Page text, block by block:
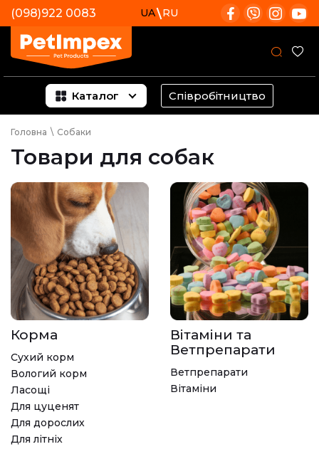
(098)922 0083 UA RU
Каталог Співробітництво
Головна \ Собаки
Товари для собак
Корма
Сухий корм
Вологий корм
Ласощі
Для цуценят
Для дорослих
Для літніх
Вітаміни та
Ветпрепарати
Ветпрепарати
Вітаміни